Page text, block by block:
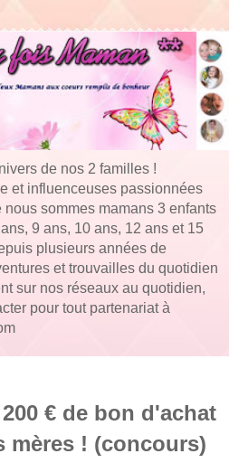
de nos 2 familles !
et influenceuses passionnées
sommes mamans 3 enfants
9 ans, 10 ans, 12 ans et 15
plusieurs années de
et trouvailles du quotidien
sur nos réseaux au quotidien,
pour tout partenariat à
€ de bon d'achat
mères ! (concours)